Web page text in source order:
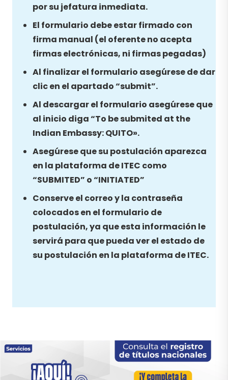
por su jefatura inmediata.
El formulario debe estar firmado con
firma manual (el oferente no acepta
firmas electrónicas, ni firmas pegadas)
Al finalizar el formulario asegúrese de dar
clic en el apartado “submit”.
Al descargar el formulario asegúrese que
al inicio diga “To be submited at the
Indian Embassy: QUITO».
Asegúrese que su postulación aparezca
en la plataforma de ITEC como
“SUBMITED” o “INITIATED”
Conserve el correo y la contraseña
colocados en el formulario de
postulación, ya que esta información le
servirá para que pueda ver el estado de
su postulación en la plataforma de ITEC.